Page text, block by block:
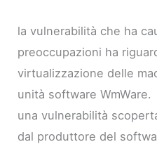
la vulnerabilità che ha
preoccupazioni ha
virtualizzazione delle
unità software WmWare.
una vulnerabilità
dal produttore del